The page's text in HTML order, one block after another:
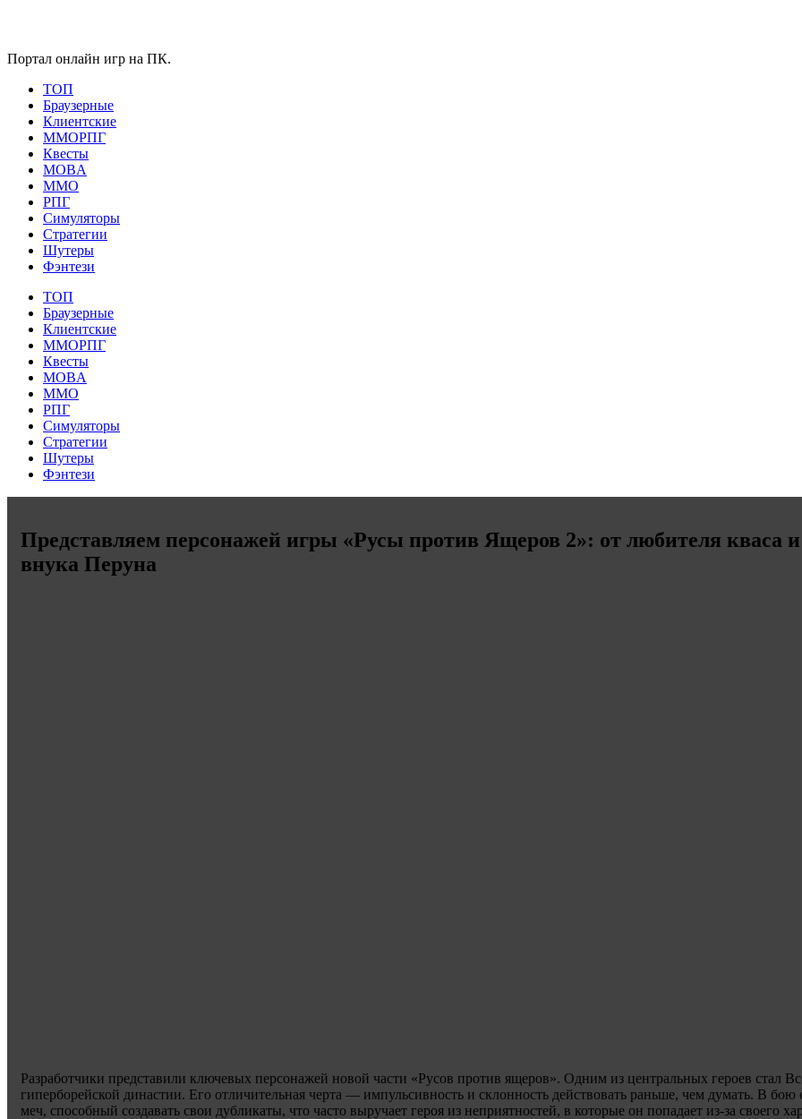
Портал онлайн игр на ПК.
ТОП
Браузерные
Клиентские
ММОРПГ
Квесты
MOBA
ММО
РПГ
Симуляторы
Стратегии
Шутеры
Фэнтези
ТОП
Браузерные
Клиентские
ММОРПГ
Квесты
MOBA
ММО
РПГ
Симуляторы
Стратегии
Шутеры
Фэнтези
Представляем персонажей игры «Русы против Ящеров 2»: от любителя кваса
внука Перуна
Разработчики представили ключевых персонажей новой части «Русов против ящеров». Одним из центральных героев стал
гиперборейской династии. Его отличительная черта — импульсивность и склонность действовать раньше, чем думать. В
меч, способный создавать свои дубликаты, что часто выручает героя из неприятностей, в которые он попадает из-за своего